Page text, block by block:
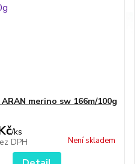
merino sw 166m/100g
/ks
DPH Není skladem